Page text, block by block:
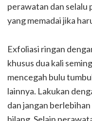
perawatan dan selalu
yang memadai jika
Exfoliasi ringan
khusus dua kali
mencegah bulu
lainnya. Lakukan
dan jangan